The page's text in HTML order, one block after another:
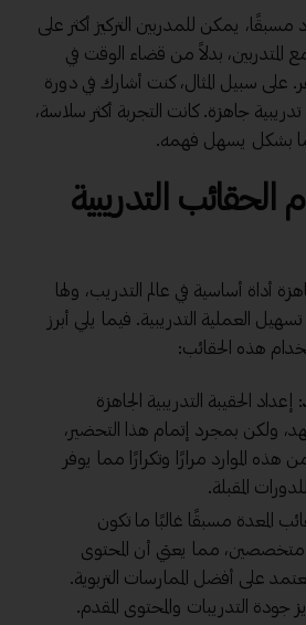
يمكن للمدربين التركيز أكثر على
المتدربين، بدلاً من قضاء الوقت في
سبيل المثال، كنت أشارك في دورة
جاهزة. كانت التجربة أكثر سلاسة،
بشكل يسهل فهمه.
الحقائب التدريبية
أداة أساسية في عالم التدريب، ولها
العملية التدريبية. فيما يلي أبرز
هذه الحقائب:
: إعداد الحقيبة التدريبية الجاهزة
ولكن بمجرد إتمام هذا التحضير،
هذه الموارد مرارًا وتكرارًا مما يوفر
المقبلة.
المعدة مسبقًا غالبًا ما تكون
مما يعني أن المحتوى
على أفضل الممارسات التربوية.
جودة التدريبات والمحتوى المقدم.